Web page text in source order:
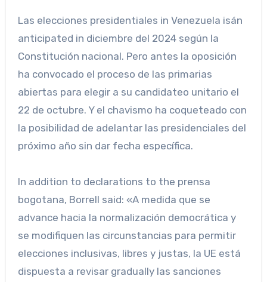
Las elecciones presidentiales in Venezuela isán
anticipated in diciembre del 2024 según la
Constitución nacional. Pero antes la oposición
ha convocado el proceso de las primarias
abiertas para elegir a su candidateo unitario el
22 de octubre. Y el chavismo ha coqueteado con
la posibilidad de adelantar las presidenciales del
próximo año sin dar fecha específica.
In addition to declarations to the prensa
bogotana, Borrell said: «A medida que se
advance hacia la normalización democrática y
se modifiquen las circunstancias para permitir
elecciones inclusivas, libres y justas, la UE está
dispuesta a revisar gradually las sanciones